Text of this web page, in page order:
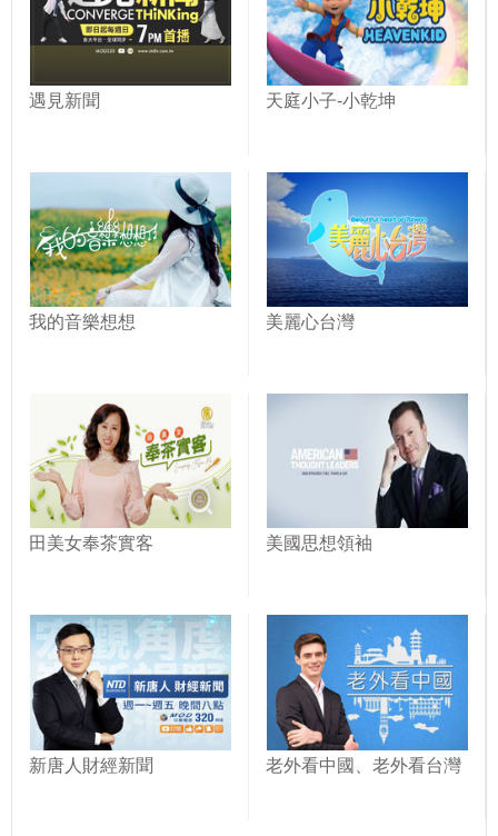
遇見新聞 天庭小子-小乾坤
我的音樂想想 美麗心台灣
田美女奉茶實客 美國思想領袖
新唐人財經新聞 老外看中國、老外看台灣